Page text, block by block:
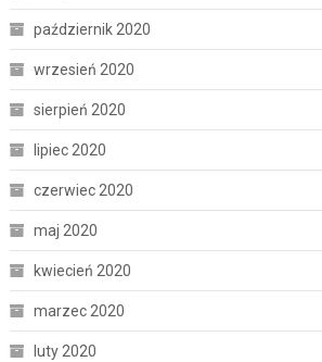
październik 2020
wrzesień 2020
sierpień 2020
lipiec 2020
czerwiec 2020
maj 2020
kwiecień 2020
marzec 2020
luty 2020